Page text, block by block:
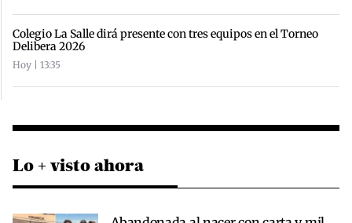
Colegio La Salle dirá presente con tres equipos en el Torneo
Delibera 2026
Hoy | 13:35
Lo + visto ahora